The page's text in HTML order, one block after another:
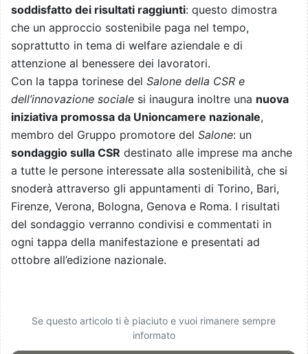
soddisfatto dei risultati raggiunti: questo dimostra
che un approccio sostenibile paga nel tempo,
soprattutto in tema di welfare aziendale e di
attenzione al benessere dei lavoratori.
Con la tappa torinese del Salone della CSR e
dell’innovazione sociale si inaugura inoltre una nuova
iniziativa promossa da Unioncamere nazionale,
membro del Gruppo promotore del Salone: un
sondaggio sulla CSR destinato alle imprese ma anche
a tutte le persone interessate alla sostenibilità, che si
snoderà attraverso gli appuntamenti di Torino, Bari,
Firenze, Verona, Bologna, Genova e Roma. I risultati
del sondaggio verranno condivisi e commentati in
ogni tappa della manifestazione e presentati ad
ottobre all’edizione nazionale.
Se questo articolo ti è piaciuto e vuoi rimanere sempre
informato